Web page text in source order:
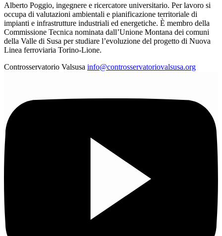
Alberto Poggio, ingegnere e ricercatore universitario. Per lavoro si
occupa di valutazioni ambientali e pianificazione territoriale di
impianti e infrastrutture industriali ed energetiche. È membro della
Commissione Tecnica nominata dall’Unione Montana dei comuni
della Valle di Susa per studiare l’evoluzione del progetto di Nuova
Linea ferroviaria Torino-Lione.
Controsservatorio Valsusa info@controsservatoriovalsusa.org